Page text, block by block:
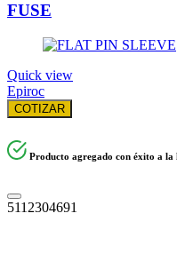
FUSE
Quick view
Epiroc
COTIZAR
Producto agregado con éxito a la
5112304691